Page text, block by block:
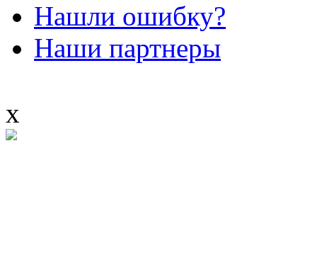
Нашли ошибку?
Наши партнеры
x